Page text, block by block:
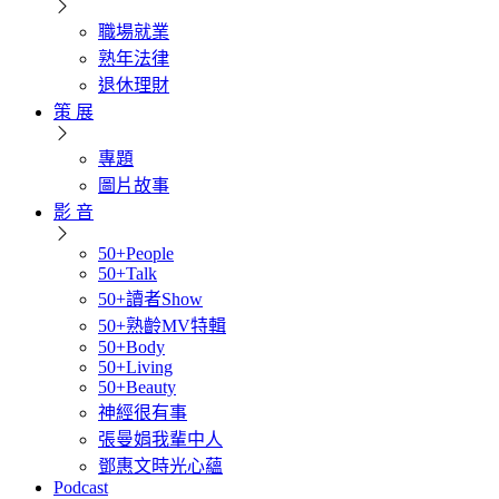
職場就業
熟年法律
退休理財
策 展
專題
圖片故事
影 音
50+People
50+Talk
50+讀者Show
50+熟齡MV特輯
50+Body
50+Living
50+Beauty
神經很有事
張曼娟我輩中人
鄧惠文時光心蘊
Podcast